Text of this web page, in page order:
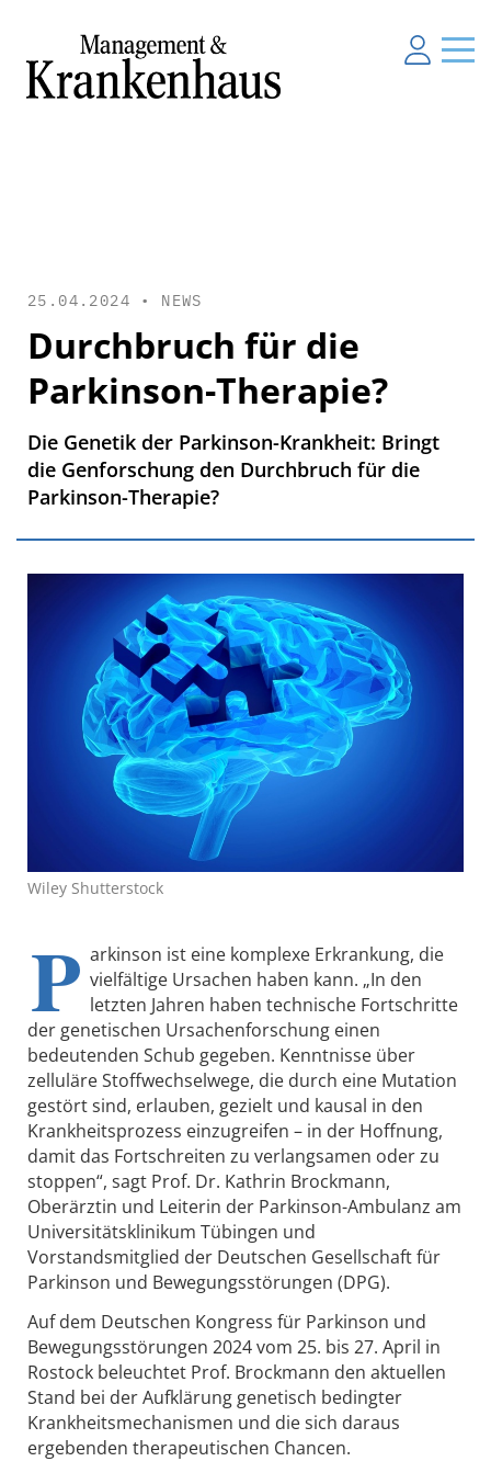
25.04.2024 • NEWS
Durchbruch für die
Parkinson-Therapie?
Die Genetik der Parkinson-Krankheit: Bringt
die Genforschung den Durchbruch für die
Parkinson-Therapie?
Wiley Shutterstock
P arkinson ist eine komplexe Erkrankung, die
vielfältige Ursachen haben kann. „In den
letzten Jahren haben technische Fortschritte
der genetischen Ursachenforschung einen
bedeutenden Schub gegeben. Kenntnisse über
zelluläre Stoffwechselwege, die durch eine Mutation
gestört sind, erlauben, gezielt und kausal in den
Krankheitsprozess einzugreifen – in der Hoffnung,
damit das Fortschreiten zu verlangsamen oder zu
stoppen“, sagt Prof. Dr. Kathrin Brockmann,
Oberärztin und Leiterin der Parkinson-Ambulanz am
Universitätsklinikum Tübingen und
Vorstandsmitglied der Deutschen Gesellschaft für
Parkinson und Bewegungsstörungen (DPG).
Auf dem Deutschen Kongress für Parkinson und
Bewegungsstörungen 2024 vom 25. bis 27. April in
Rostock beleuchtet Prof. Brockmann den aktuellen
Stand bei der Aufklärung genetisch bedingter
Krankheitsmechanismen und die sich daraus
ergebenden therapeutischen Chancen.